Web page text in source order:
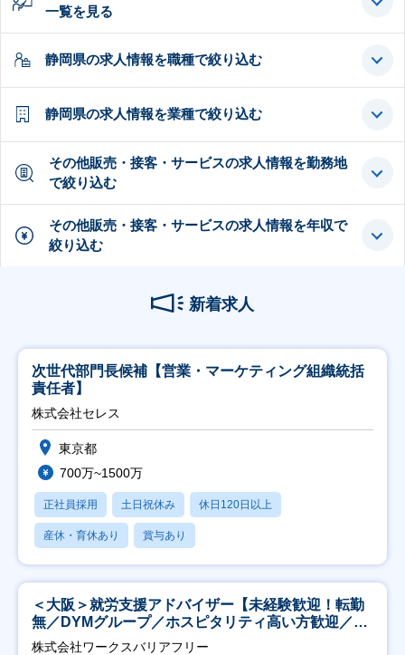
一覧を見る
静岡県の求人情報を職種で絞り込む
静岡県の求人情報を業種で絞り込む
その他販売・接客・サービスの求人情報を勤務地
で絞り込む
その他販売・接客・サービスの求人情報を年収で
絞り込む
新着求人
次世代部門長候補【営業・マーケティング組織統括
責任者】
株式会社セレス
東京都
700万~1500万
正社員採用 土日祝休み 休日120日以上
産休・育休あり 賞与あり
＜大阪＞就労支援アドバイザー【未経験歓迎！転勤
無／DYMグループ／ホスピタリティ高い方歓迎／土
日祝】
株式会社ワークスバリアフリー